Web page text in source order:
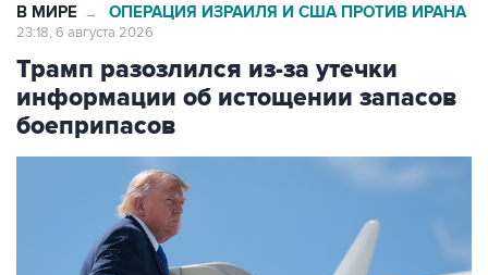
В МИРЕ → ОПЕРАЦИЯ ИЗРАИЛЯ И США ПРОТИВ ИРАНА
23:18, 6 августа 2026
Трамп разозлился из-за утечки
информации об истощении запасов
боеприпасов